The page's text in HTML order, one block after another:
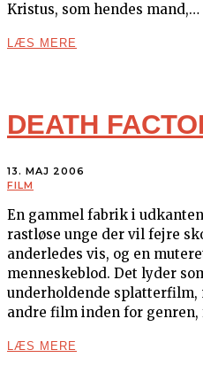
Kristus, som hendes mand,…
LÆS MERE
DEATH
13. MAJ 2006
FILM
En gammel fabrik i
rastløse unge der vil fejre
anderledes vis, og en
menneskeblod. Det lyder
underholdende splatterfilm,
andre film inden for
LÆS MERE